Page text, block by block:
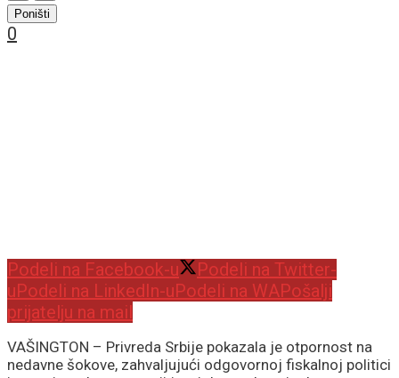
Poništi
0
Podeli na Facebook-u
Podeli na Twitter-
u Podeli na LinkedIn-u Podeli na WAPošalji
prijatelju na mail
VAŠINGTON – Privreda Srbije pokazala je otpornost na
nedavne šokove, zahvaljujući odgovornoj fiskalnoj politici